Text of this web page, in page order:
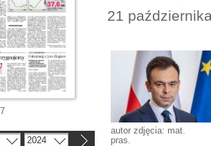
21
autor zdjęcia: mat.
pras.
2024